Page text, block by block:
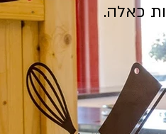
כאלה.